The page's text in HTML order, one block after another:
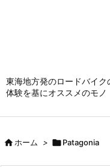
東海地方発のロードバイ
体験を基にオススメのモノ
ホーム > Patagonia